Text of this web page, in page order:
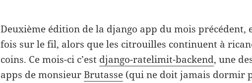
Deuxième édition de la django app du mois précédent,
fois sur le fil, alors que les citrouilles continuent à
coins. Ce mois-ci c’est django-ratelimit-backend, une
apps de monsieurBrutasse (qui ne doit jamais dormir